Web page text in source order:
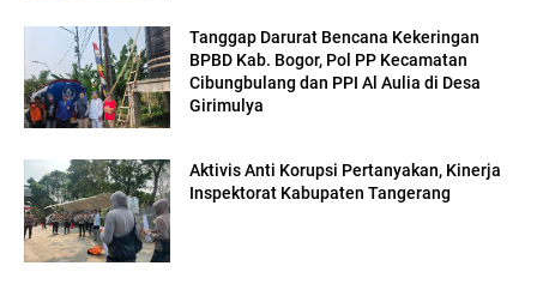
Tanggap Darurat Bencana Kekeringan
BPBD Kab. Bogor, Pol PP Kecamatan
Cibungbulang dan PPI Al Aulia di Desa
Girimulya
Aktivis Anti Korupsi Pertanyakan, Kinerja
Inspektorat Kabupaten Tangerang